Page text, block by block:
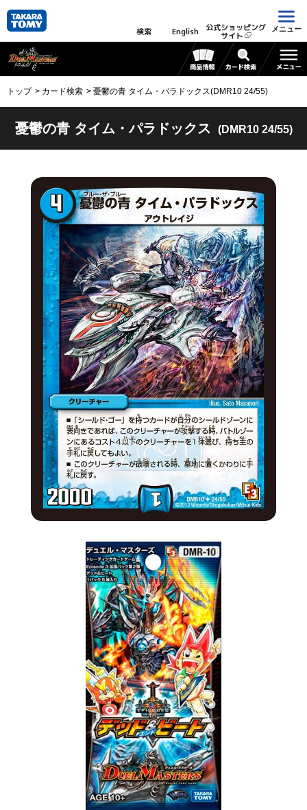
検索 English 公式ショッピング
サイト
メニュー
トップ カード検索 憂鬱の青 タイム・パラドックス(DMR10 24/55)
憂鬱の青 タイム・パラドックス (DMR10 24/55)